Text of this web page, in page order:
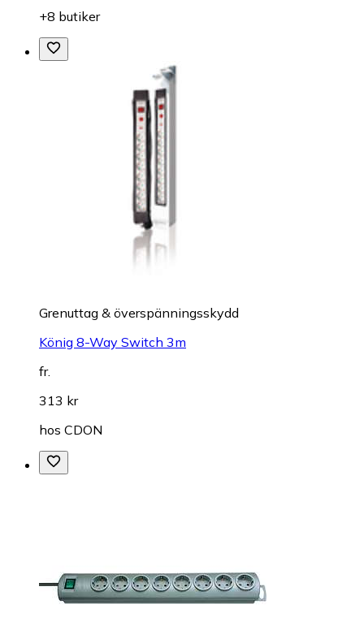
+8 butiker
Grenuttag & överspänningsskydd
König 8-Way Switch 3m
fr.
313 kr
hos CDON